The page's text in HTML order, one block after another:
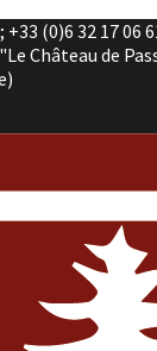
+33 (0)6 32 17 06
Château de